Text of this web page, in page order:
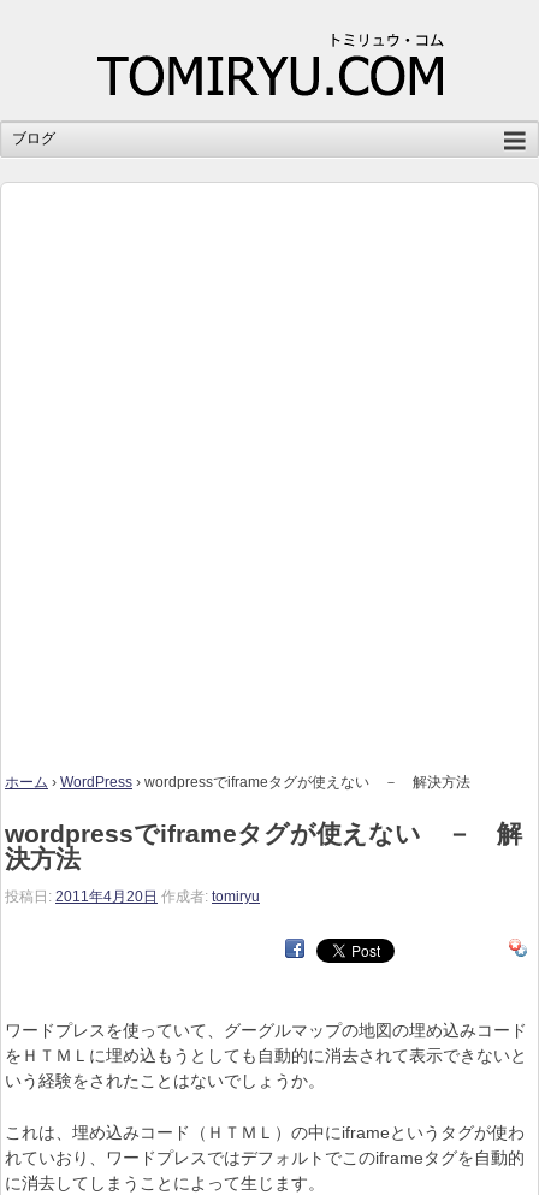
ホーム › WordPress › wordpressでiframeタグが使えない － 解決方法
wordpressでiframeタグが使えない － 解
決方法
投稿日: 2011年4月20日 作成者: tomiryu
ワードプレスを使っていて、グーグルマップの地図の埋め込みコード
をＨＴＭＬに埋め込もうとしても自動的に消去されて表示できないと
いう経験をされたことはないでしょうか。
これは、埋め込みコード（ＨＴＭＬ）の中にiframeというタグが使わ
れていおり、ワードプレスではデフォルトでこのiframeタグを自動的
に消去してしまうことによって生じます。